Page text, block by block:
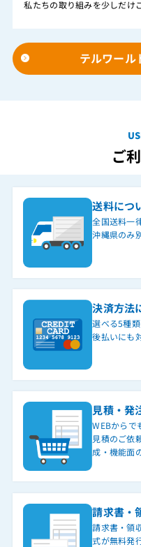
私たちの取り組みを少しだけ
テルワール
ご
送料につ
全国送料一
沖縄県のみ
決済方法
選べる5種
後払いにも
見積・発
WEBからで
見積のご依
成・機能面
請求書・
請求書・領
式が無料発